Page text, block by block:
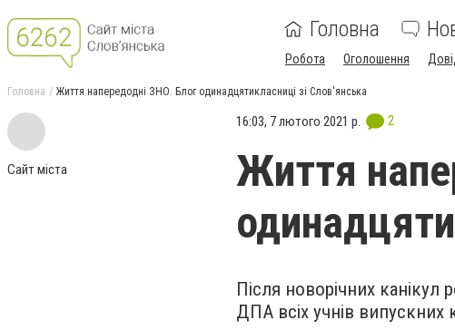
Головна
Робота Оголошення
Головна Життя напередодні ЗНО. Блог одинадцятикласниці зі Слов'янська
Сайт міста
16:03, 7 лютого 2021 р. 2
Життя
Після новорічних
ДПА всіх учнів випускних